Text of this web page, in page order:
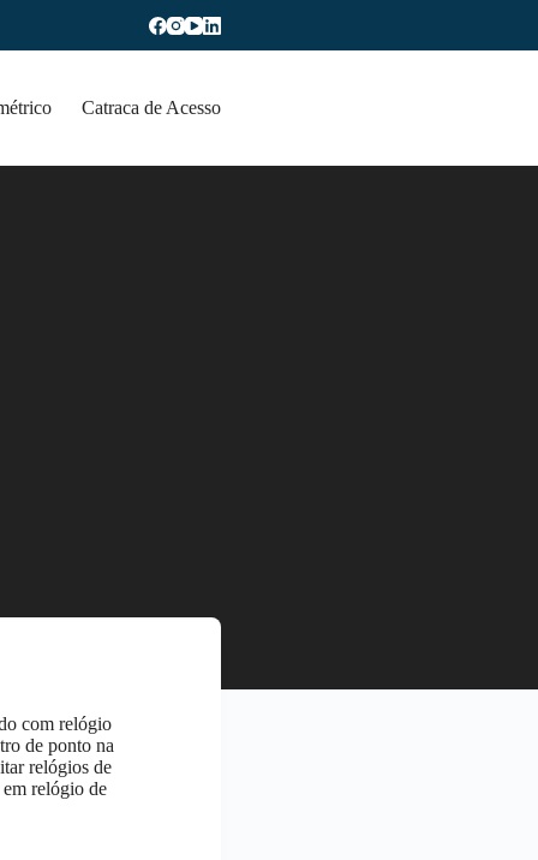
Catraca de Acesso
com relógio
de ponto na
relógios de
relógio de